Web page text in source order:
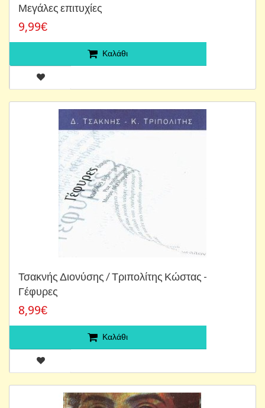
Μεγάλες επιτυχίες
9,99€
Καλάθι
Τσακνής Διονύσης / Τριπολίτης Κώστας -
Γέφυρες
8,99€
Καλάθι